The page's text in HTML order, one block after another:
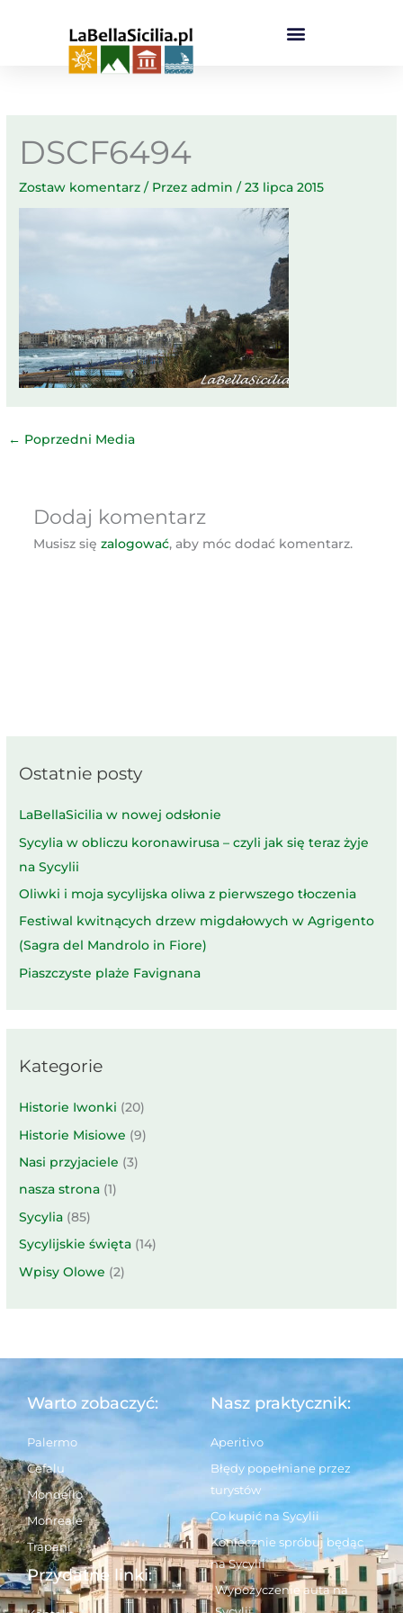
DSCF6494
Zostaw komentarz / Przezadmin/23 lipca 2015
← Poprzedni Media
Dodaj komentarz
Musisz się zalogować, aby móc dodać komentarz.
Ostatnie posty
LaBellaSicilia w nowej odsłonie
Sycylia w obliczu koronawirusa – czyli jak się teraz żyje
na Sycylii
Oliwki i moja sycylijska oliwa z pierwszego tłoczenia
Festiwal kwitnących drzew migdałowych w Agrigento
(Sagra del Mandrolo in Fiore)
Piaszczyste plaże Favignana
Kategorie
Historie Iwonki (20)
Historie Misiowe (9)
Nasi przyjaciele (3)
nasza strona (1)
Sycylia (85)
Sycylijskie święta (14)
Wpisy Olowe (2)
Warto zobaczyć:
Palermo
Cefalu
Mondello
Monreale
Trapani
Nasz praktycznik:
Aperitivo
Błędy popełniane przez
turystów
Co kupić na Sycylii
Koniecznie spróbuj będąc
na Sycylii
Wypożyczenie auta na
Przydatne linki: